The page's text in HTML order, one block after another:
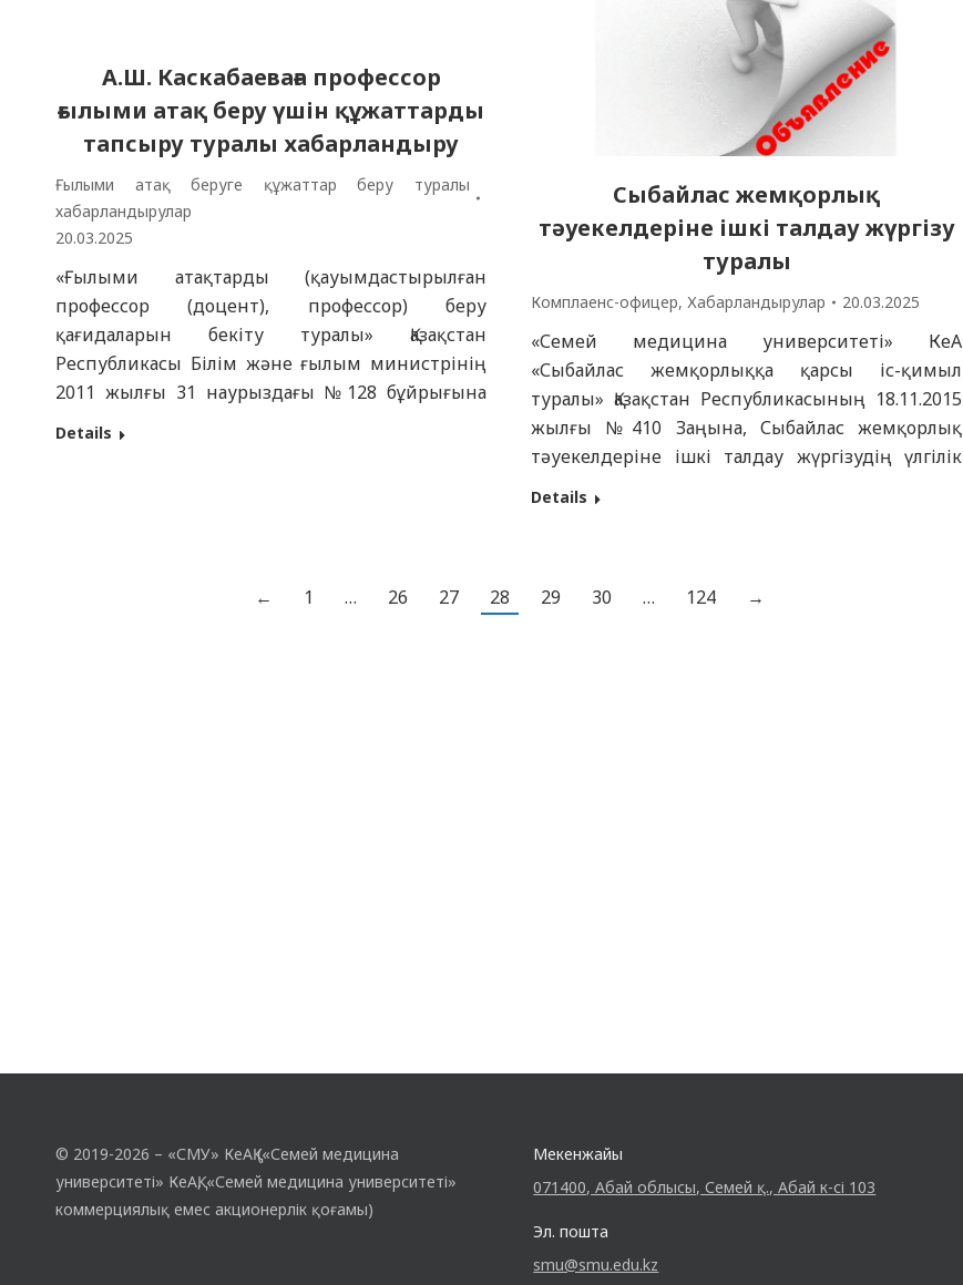
мақсаты: Тұрақты даму принциптері туралы
хабардарлықты арттыру. Жастар арасында
экологиялық жауапкершілікті дамытуға ықпал
ету. Жаһандық мәселелерді…
Сыбайлас жемқорлық
тәуекелдеріне ішкі талдау жүргізу
туралы
Комплаенс-офицер, Хабарландырулар 20.03.2025
«Семей медицина университеті» КеАҚ
«Сыбайлас жемқорлыққа қарсы іс-қимыл
туралы» Қазақстан Республикасының 18.11.2015
жылғы №410 Заңына, Сыбайлас жемқорлық
тәуекелдеріне ішкі талдау жүргізудің үлгілік
қағидаларына (Қазақстан Республикасы
бұйрығы) және Қазақстан Республикасы
Details
А.Ш. Каскабаеваға профессор
ғылыми атақ беру үшін құжаттарды
тапсыру туралы хабарландыру
Ғылыми атақ беруге құжаттар беру туралы
хабарландырулар
20.03.2025
«Ғылыми атақтарды (қауымдастырылған
профессор (доцент), профессор) беру
қағидаларын бекіту туралы» Қазақстан
Республикасы Білім және ғылым министрінің
2011 жылғы 31 наурыздағы №128 бұйрығына
сәйкес толықтырулар мен өзгертулермен
университеті» КеАҚ ішкі аурлар мен
Details
← 1 … 26 27 28 29 30 … 124 →
© 2019-2026 – «СМУ» КеАҚ («Семей медицина
университеті» КеАҚ, «Семей медицина университеті»
коммерциялық емес акционерлік қоғамы)
Мекенжайы
071400, Абай облысы, Семей қ., Абай к-сі 103
Эл. пошта
smu@smu.edu.kz